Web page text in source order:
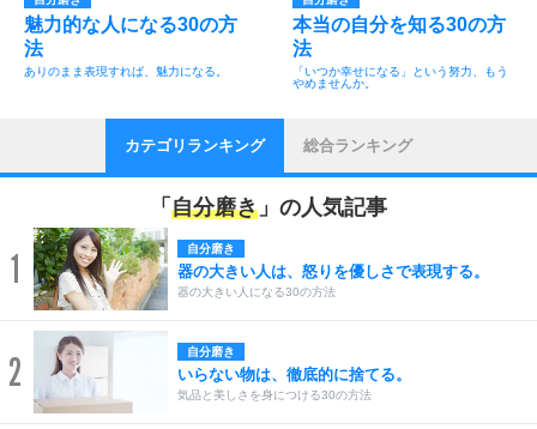
魅力的な人になる30の方
法
ありのまま表現すれば、魅力になる。
本当の自分を知る30の方
法
「いつか幸せになる」という努力、もう
やめませんか。
カテゴリランキング 総合ランキング
「 自分磨き 」の人気記事
1 自分磨き
器の大きい人は、怒りを優しさで表現する。
器の大きい人になる30の方法
2 自分磨き
いらない物は、徹底的に捨てる。
気品と美しさを身につける30の方法